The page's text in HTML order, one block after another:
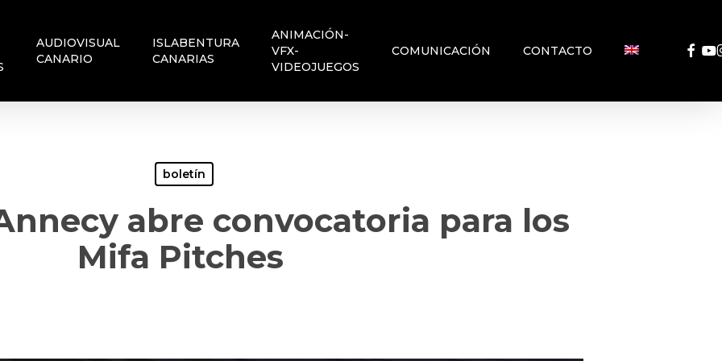
AUDIOVISUAL
CANARIO
ISLABENTURA
CANARIAS
ANIMACIÓN-
VFX-
VIDEOJUEGOS
COMUNICACIÓN CONTACTO
boletín
abre convocatoria para los
Mifa Pitches